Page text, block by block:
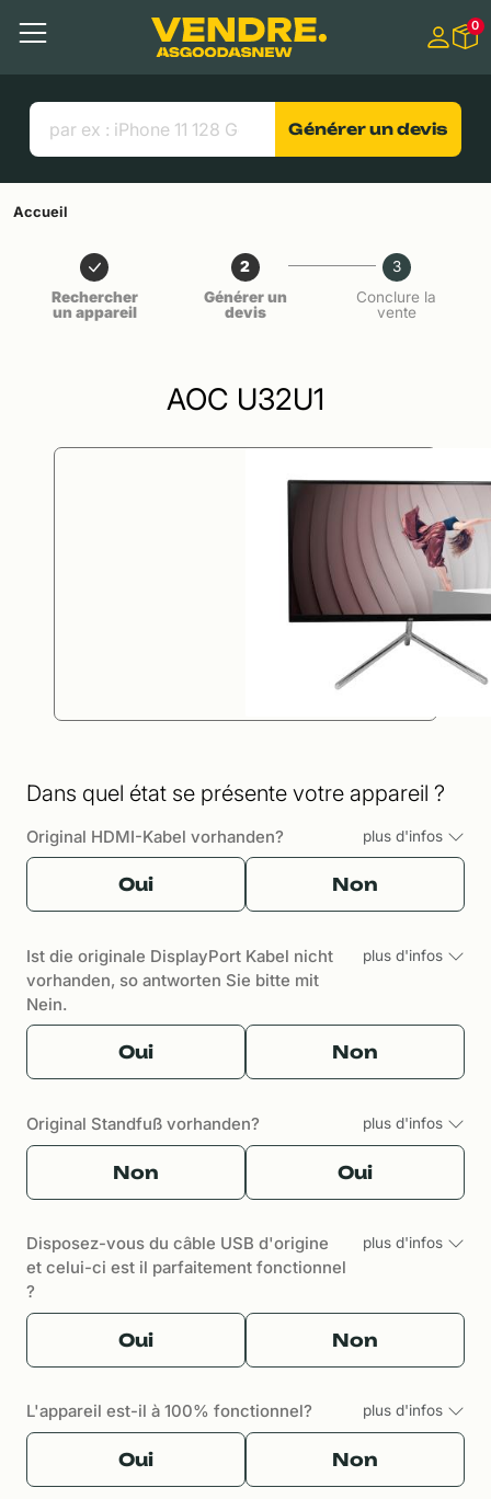
Contenu principal
Menu
Liens utiles
0
Générer un devis
Accueil
Rechercher
un appareil
2
Générer un
devis
3
Conclure la
vente
AOC U32U1
Dans quel état se présente votre appareil ?
Original HDMI-Kabel vorhanden? plus d'infos
Oui Non
Ist die originale DisplayPort Kabel nicht
vorhanden, so antworten Sie bitte mit
Nein.
plus d'infos
Oui Non
Original Standfuß vorhanden? plus d'infos
Non Oui
Disposez-vous du câble USB d'origine
et celui-ci est il parfaitement fonctionnel
?
plus d'infos
Oui Non
L'appareil est-il à 100% fonctionnel? plus d'infos
Oui Non